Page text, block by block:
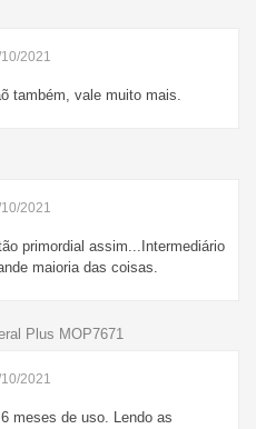
2021
também, vale muito mais.
2021
primordial assim...Intermediário
maioria das coisas.
Plus MOP7671
2021
meses de uso. Lendo as